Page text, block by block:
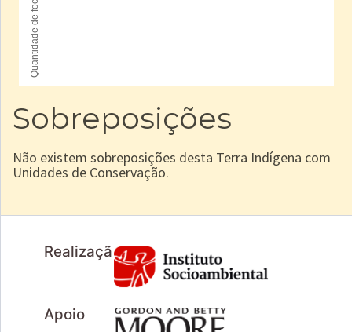
Sobreposições
Não existem sobreposições desta Terra Indígena com
Unidades de Conservação.